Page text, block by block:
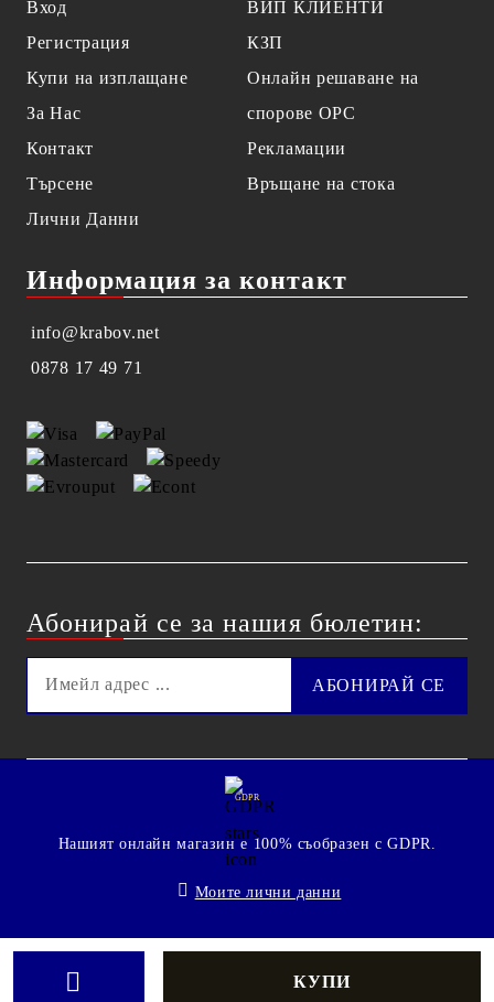
Вход
Регистрация
Купи на изплащане
За Нас
Контакт
Търсене
Лични Данни
ВИП КЛИЕНТИ
КЗП
Онлайн решаване на
спорове OPC
Рекламации
Връщане на стока
Информация за контакт
info@krabov.net
0878 17 49 71
Абонирай се за нашия бюлетин:
GDPR
Нашият онлайн магазин е 100% съобразен с GDPR.
Моите лични данни